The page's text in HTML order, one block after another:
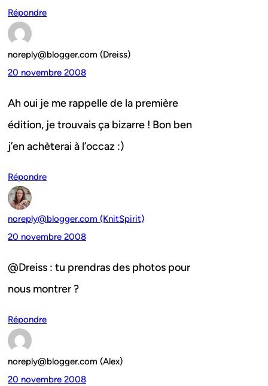
Répondre
noreply@blogger.com (Dreiss)
20 novembre 2008
Ah oui je me rappelle de la première
édition, je trouvais ça bizarre ! Bon ben
j’en achèterai à l’occaz :)
Répondre
noreply@blogger.com (KnitSpirit)
20 novembre 2008
@Dreiss : tu prendras des photos pour
nous montrer ?
Répondre
noreply@blogger.com (Alex)
20 novembre 2008